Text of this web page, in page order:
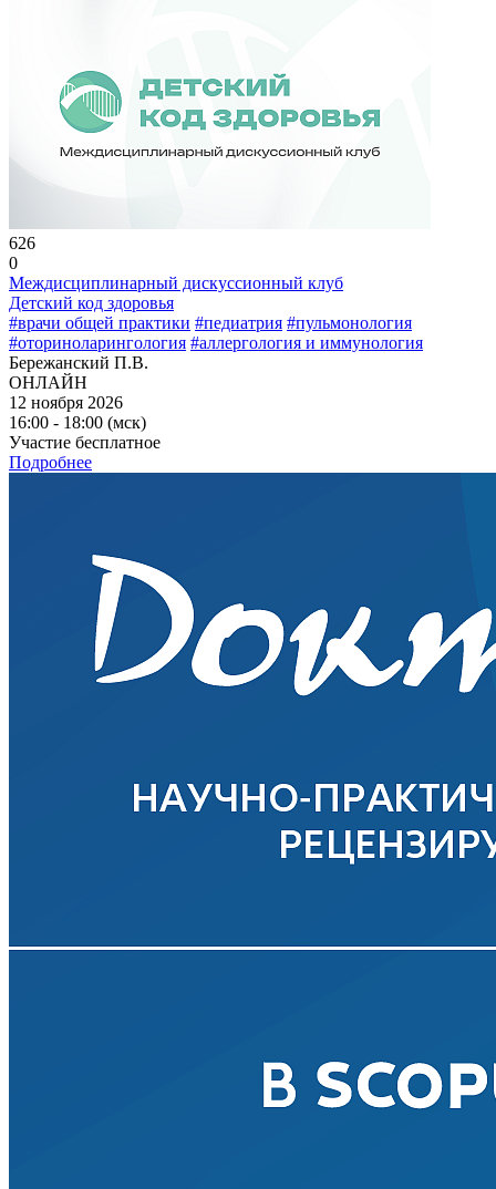
626
0
Междисциплинарный дискуссионный клуб
Детский код здоровья
#врачи общей практики #педиатрия #пульмонология
#оториноларингология #аллергология и иммунология
Бережанский П.В.
ОНЛАЙН
12 ноября 2026
16:00 - 18:00 (мск)
Участие бесплатное
Подробнее